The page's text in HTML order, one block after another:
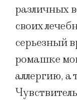
различных
своих
серьезный
ромашке
аллергию,